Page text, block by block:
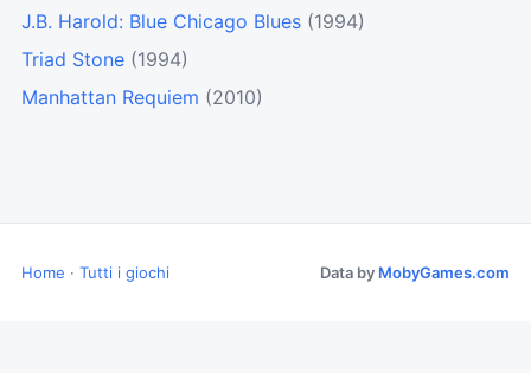
J.B. Harold: Blue Chicago Blues (1994)
Triad Stone (1994)
Manhattan Requiem (2010)
Home · Tutti i giochi Data by MobyGames.com